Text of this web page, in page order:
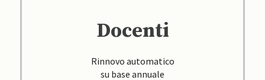
Docenti
Rinnovo automatico
su base annuale